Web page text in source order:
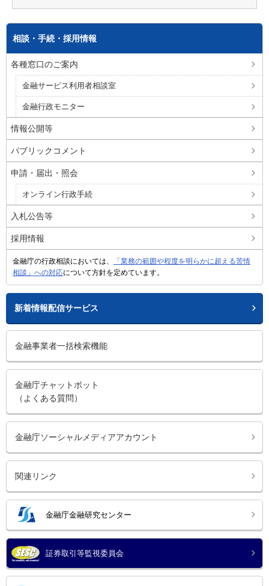
相談・手続・採用情報
各種窓口のご案内
金融サービス利用者相談室
金融行政モニター
情報公開等
パブリックコメント
申請・届出・照会
オンライン行政手続
入札公告等
採用情報
金融庁の行政相談においては、
「業務の範囲や程度を明らかに超える苦情
相談」への対応について方針を定めています。
新着情報配信サービス
金融事業者一括検索機能
金融庁チャットボット
（よくある質問）
金融庁ソーシャルメディアアカウント
関連リンク
金融庁金融研究センター
証券取引等監視委員会